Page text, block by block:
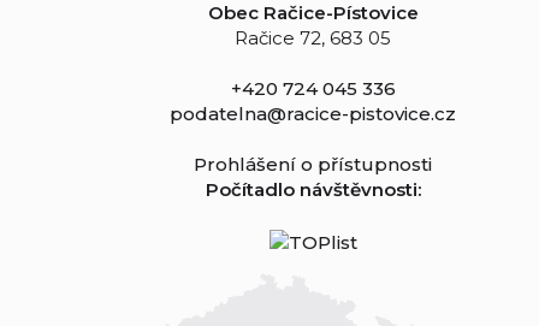
Obec Račice-Pístovice
Račice 72, 683 05
+420 724 045 336
podatelna@racice-pistovice.cz
Prohlášení o přístupnosti
Počítadlo návštěvnosti: